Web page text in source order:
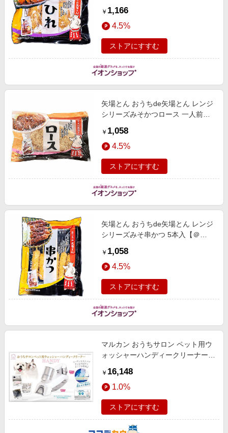
ご褒美ギフト】
￥ 1,166
4.5%
ストアにすすむ
矢場とん おうちde矢場とん レンジ
シリーズみそかつロース 一人前
の贈り物＆ご褒美ギフト】
￥ 1,058
4.5%
ストアにすすむ
矢場とん おうちde矢場とん レンジ
シリーズみそ串かつ 5本入【＠
ご褒美ギフト】
￥ 1,058
4.5%
ストアにすすむ
マルカン おうちサロン ペット用ウ
ォッシャーハンディークリーナー
￥ 16,148
1.0%
ストアにすすむ